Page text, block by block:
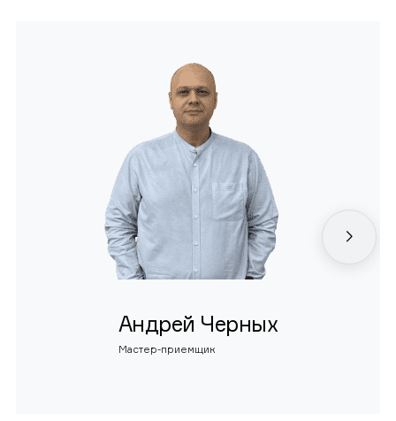
Андрей Черных
Мастер-приемщик